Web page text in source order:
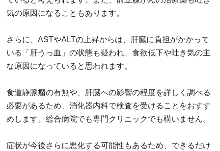
気の原因になることもあります。
さらに、ASTやALTの上昇からは、肝臓に負担がかかって
いる「肝うっ血」の状態も疑われ、食欲低下や吐き気の主
な原因になっていると思われます。
食道静脈瘤の有無や、肝臓への影響の程度を詳しく調べる
必要があるため、消化器内科で検査を受けることをおすす
めします。総合病院でも専門クリニックでも構いません。
症状が今後さらに悪化する可能性もあるため、できるだけ